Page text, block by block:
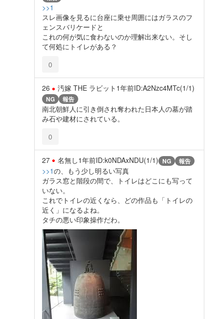
>>1
スレ画像を見るに台座に乗せ周囲にはガラスのフ
ェンスバリケードと
これの何が気に食わないのか理解出来ない。そし
て何処にトイレがある？
0
26 汚嫁 THE ラビット 1年前ID:A2Nzc4MTc(1/1)
NG 報告
南北朝鮮人に引き倒され奪われた日本人の墓が踏
み石や建材にされている。
0
27 名無し1年前ID:k0NDAxNDU(1/1) NG 報告
>>1の、もう少し明るい写真
ガラス窓と階段の間で、トイレはどこにも写って
いない。
これでトイレの近くなら、どの作品も「トイレの
近く」になるよね。
タチの悪い印象操作だわ。